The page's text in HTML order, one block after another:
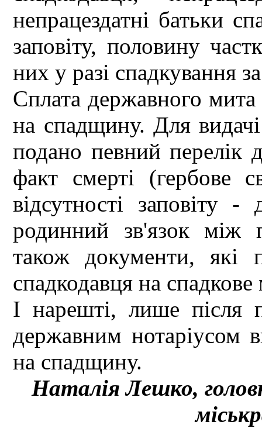
непрацездатні батьки
заповіту, половину
них у разі спадкування
Сплата державного мита
на спадщину. Для
подано певний перелік
факт смерті (гербове
відсутності заповіту
родинний зв'язок між
також документи, які
спадкодавця на
І нарешті, лише після
державним нотаріусом
на спадщину.
Наталія Лешко,